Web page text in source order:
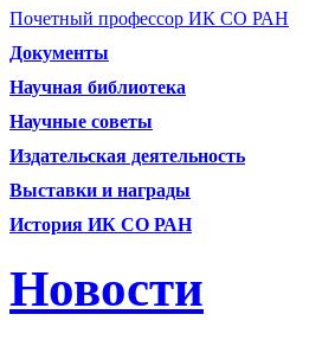
Почетный профессор ИК СО РАН
Документы
Научная библиотека
Научные советы
Издательская деятельность
Выставки и награды
История ИК СО РАН
Новости